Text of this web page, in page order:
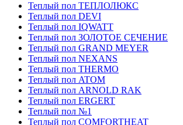
Теплый пол ТЕПЛОЛЮКС
Теплый пол DEVI
Теплый пол IQWATT
Теплый пол ЗОЛОТОЕ СЕЧЕНИЕ
Теплый пол GRAND MEYER
Теплый пол NEXANS
Теплый пол THERMO
Теплый пол ATOM
Теплый пол ARNOLD RAK
Теплый пол ERGERT
Теплый пол №1
Теплый пол COMFORTHEAT